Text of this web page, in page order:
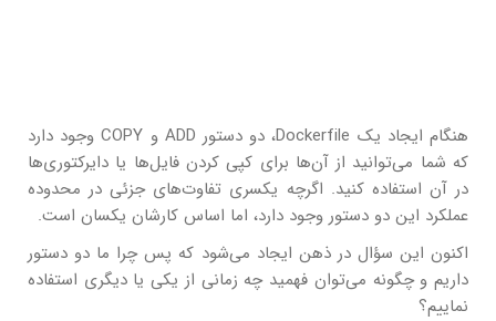
هنگام ایجاد یک Dockerfile، دو دستور ADD و COPY وجود دارد
که شما می‌توانید از آن‌ها برای کپی کردن فایل‌ها یا دایرکتوری‌ها
در آن استفاده کنید. اگرچه یکسری تفاوت‌های جزئی در محدوده
عملکرد این دو دستور وجود دارد، اما اساس کارشان یکسان است.
اکنون این سؤال در ذهن ایجاد می‌شود که پس چرا ما دو دستور
داریم و چگونه می‌توان فهمید چه زمانی از یکی یا دیگری استفاده
نماییم؟